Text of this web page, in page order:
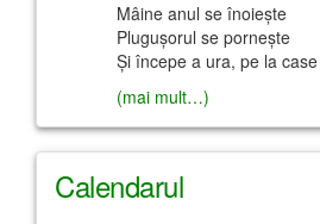
Mâine anul se înoieşte
Pluguşorul se porneşte
Şi începe a ura, pe la
(mai mult…)
Calendarul